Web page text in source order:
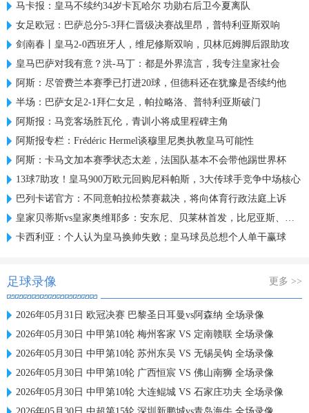
马卡报：皇马不续约34岁卡瓦哈尔 功勋右后卫今夏离队
女足欧冠：巴萨总分5-3拜仁晋级决赛战里昂，普特利亚斯双响
剑南春丨皇马2-0西班牙人，维尼修斯双响，贝林厄姆脚后跟助攻
皇马巴萨对我有意？洪-马丁：都是外界流言，我专注皇家社会
阿斯：尽管费兰本赛季已打进20球，但德科还在犹豫是否续约他
半场：巴萨女足2-1拜仁女足，帕拉略洛、普特利亚斯破门
阿斯报：马竞客场胜瓦伦，青训小将成里程碑主角
阿斯报专栏：Frédéric Hermel谈穆里尼奥执教皇马可能性
阿斯：卡马文加本赛季状态太差，法国队基本不会带他踢世界杯
13球7助攻！皇马900万欧元回购尼科帕斯，3大传球手竞争中场核心
巴列卡诺官方：不同意帕拉松禁赛裁决，将向体育行政法庭上诉
皇家贝蒂斯vs皇家奥维耶多：安东尼、贝莱林首发，比尼亚斯、哈维-洛佩斯出战
卡西利亚：个人认为皇马换帅失败；皇马球员总想个人单干赢球
足球录像 更多 >>
2026年05月31日 欧冠决赛 巴黎圣日耳曼vs阿森纳 全场录像
2026年05月30日 中甲第10轮 梅州客家 VS 定南赣联 全场录像
2026年05月30日 中甲第10轮 苏州东吴 VS 无锡吴钩 全场录像
2026年05月30日 中甲第10轮 广西恒宸 VS 佛山南狮 全场录像
2026年05月30日 中甲第10轮 大连鲲城 VS 石家庄功夫 全场录像